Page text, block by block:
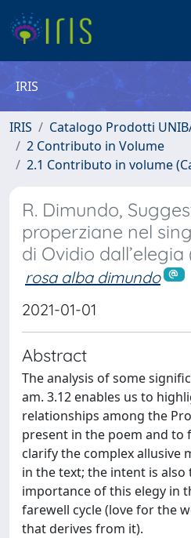
IRIS
IRIS
Catalogo Prodotti
2 Contributo in Volume
2.1 Contributo in volume
R. Dimundo,
properziane nel
di Ovidio dall’elegia
rosa alba dimundo
2021-01-01
Abstract
The analysis of some
am. 3.12 enables us to
relationships among the
present in the poem and to
clarify the complex allusive
in the text; the intent is
importance of this elegy in
farewell cycle (love for the
that derives from it).